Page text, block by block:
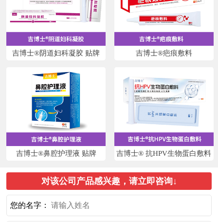
吉博士®阴道妇科凝胶 贴牌 吉博士®疤痕敷料
吉博士®鼻腔护理液 贴牌 吉博士® 抗HPV生物蛋白敷料
对该公司产品感兴趣，请立即咨询↓
您的名字：